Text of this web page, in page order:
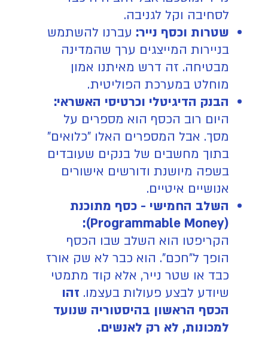
לסחיבה וקל לגניבה.
שטרות וכסף נייר: עברנו להשתמש
בניירות המייצגים ערך שהמדינה
מבטיחה. זה דרש מאיתנו אמון
מוחלט במערכת הפוליטית.
הבנק הדיגיטלי וכרטיסי האשראי:
היום רוב הכסף הוא מספרים על
מסך. אבל המספרים האלו "כלואים"
בתוך מחשבים של בנקים שעובדים
בשפה מיושנת ודורשים אישורים
אנושיים איטיים.
השלב החמישי - כסף מתוכנת
(Programmable Money):
הקריפטו הוא השלב שבו הכסף
הופך ל"חכם". הוא כבר לא שק אורז
כבד או שטר נייר, אלא קוד מתמטי
שיודע לבצע פעולות בעצמו. זהו
הכסף הראשון בהיסטוריה שנועד
למכונות, לא רק לאנשים.